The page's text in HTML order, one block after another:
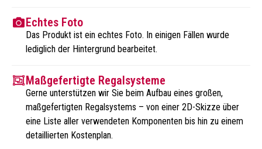
Echtes Foto
Das Produkt ist ein echtes Foto. In einigen Fällen wurde
lediglich der Hintergrund bearbeitet.
Maßgefertigte Regalsysteme
Gerne unterstützen wir Sie beim Aufbau eines großen,
maßgefertigten Regalsystems – von einer 2D-Skizze über
eine Liste aller verwendeten Komponenten bis hin zu einem
detaillierten Kostenplan.